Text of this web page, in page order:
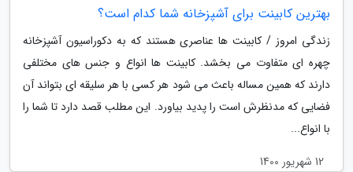
بهترین کابینت برای آشپزخانه شما کدام است؟
زندگی امروز / کابینت ها عناصری هستند که به دکوراسیون آشپزخانه
چهره ای متفاوت می بخشد. کابینت ها انواع و جنس های مختلفی
دارند که همین مساله باعث می شود هر کسی با هر سلیقه ای بتواند آن
فضایی که مدنظرش است را پدید بیاورد. این مطلب قصد دارد تا شما را
با انواع...
12 شهریور 1400